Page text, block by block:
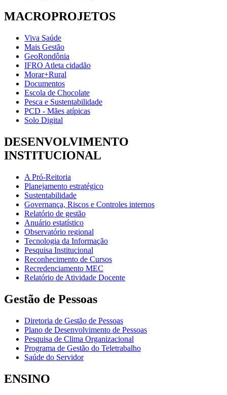
MACROPROJETOS
Viva Saúde
Mais Gestão
GeoRondônia
IFRO Atleta cidadão
Morar+Rural
Documentos
Escola de Chocolate
Pesca e Sustentabilidade
PCD - Mães atípicas
Solo Digital
DESENVOLVIMENTO
INSTITUCIONAL
A Pró-Reitoria
Planejamento estratégico
Sustentabilidade
Governança, Riscos e Controles internos
Relatório de gestão
Anuário estatístico
Observatório regional
Tecnologia da Informação
Pesquisa Institucional
Reconhecimento de Cursos
Recredenciamento MEC
Relatório de Atividade Docente
Gestão de Pessoas
Diretoria de Gestão de Pessoas
Plano de Desenvolvimento de Pessoas
Pesquisa de Clima Organizacional
Programa de Gestão do Teletrabalho
Saúde do Servidor
ENSINO